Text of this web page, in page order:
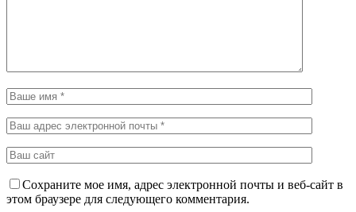
Сохраните мое имя, адрес электронной почты и веб-сайт в
этом браузере для следующего комментария.